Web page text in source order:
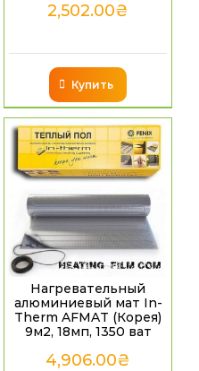
2,502.00₴
Купить
Нагревательный
алюминиевый мат In-
Therm AFMAT (Корея)
9м2, 18мп, 1350 ват
4,906.00₴